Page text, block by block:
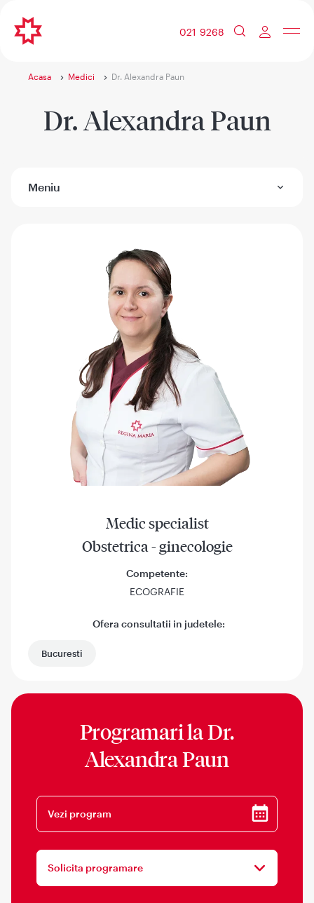
021 9268
Acasa Medici Dr. Alexandra Paun
Dr. Alexandra Paun
Meniu
Medic specialist
Obstetrica - ginecologie
Competente:
ECOGRAFIE
Ofera consultatii in judetele:
Bucuresti
Programari laDr.
Alexandra Paun
Vezi program
Solicita programare